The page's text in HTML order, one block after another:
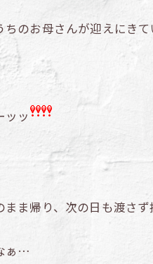
ちのお母さんが迎えにき
ッッ
まま帰り、次の日も渡さず
ぁ…